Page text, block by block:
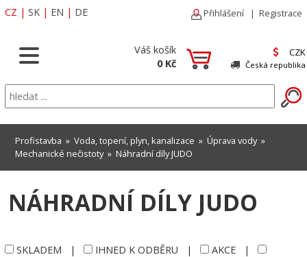
CZ | SK | EN | DE Přihlášení | Registrace
Váš košík
0 Kč
CZK
Česká republika
Profistavba » Voda, topení, plyn, kanalizace » Úprava vody»
Mechanické nečistoty» Náhradní díly JUDO
NÁHRADNÍ DÍLY JUDO
SKLADEM | IHNED K ODBĚRU | AKCE |